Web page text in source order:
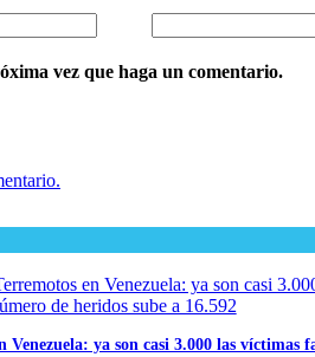
vez que haga un comentario.
Venezuela: ya son casi 3.000 las víctimas